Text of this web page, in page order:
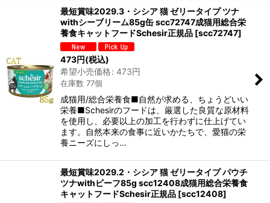
最短賞味2029.3・シシア 猫 ゼリータイプ ツナ
withシーブリーム85g缶 scc72747成猫用総合栄
養食キャットフードSchesir正規品 [scc72747]
473円(税込)
希望小売価格: 473円
在庫数 77個
成猫用/総合栄養食■自然が求める、ちょうどいい
栄養■Schesirのフードは、厳選した良質な原材料
を使用し、必要以上の加工を行わずに仕上げてい
ます。自然本来の食事に近いかたちで、愛猫の栄
養ニーズにしっ…
最短賞味2029.2・シシア 猫 ゼリータイプ パウチ
ツナwithビーフ85g scc12408成猫用総合栄養食
キャットフードSchesir正規品 [scc12408]